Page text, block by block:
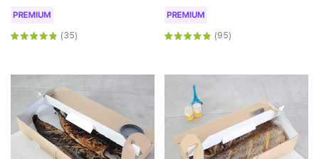
(35) (95)